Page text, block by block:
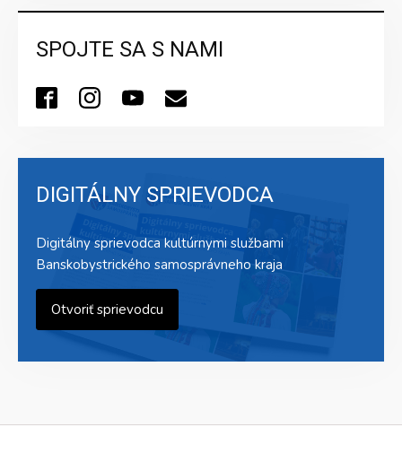
SPOJTE SA S NAMI
DIGITÁLNY SPRIEVODCA
Digitálny sprievodca kultúrnymi službami
Banskobystrického samosprávneho kraja
Otvoriť sprievodcu